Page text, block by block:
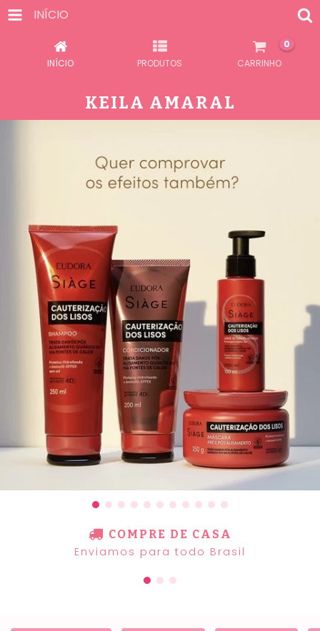
INÍCIO
INÍCIO PRODUTOS CARRINHO
0
KEILA AMARAL
COMPRE DE CASA
Enviamos para todo Brasil